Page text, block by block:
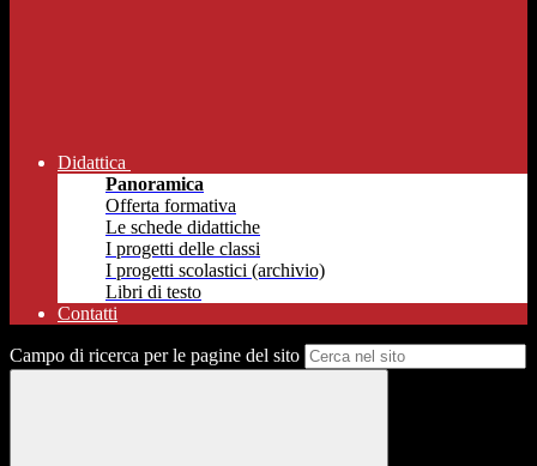
Didattica
Panoramica
Offerta formativa
Le schede didattiche
I progetti delle classi
I progetti scolastici (archivio)
Libri di testo
Contatti
Campo di ricerca per le pagine del sito